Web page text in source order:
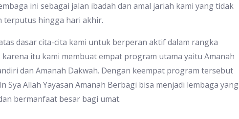
ini sebagai jalan ibadah dan amal jariah kami yang tidak
terputus hingga hari akhir.
dasar cita-cita kami untuk berperan aktif dalam rangka
itu kami membuat empat program utama yaitu Amanah
dan Amanah Dakwah. Dengan keempat program tersebut
Sya Allah Yayasan Amanah Berbagi bisa menjadi lembaga yang
bermanfaat besar bagi umat.